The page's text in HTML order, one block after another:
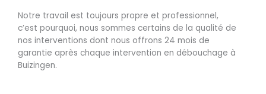
Notre travail est toujours propre et professionnel,
c’est pourquoi, nous sommes certains de la qualité de
nos interventions dont nous offrons 24 mois de
garantie après chaque intervention en débouchage à
Buizingen.